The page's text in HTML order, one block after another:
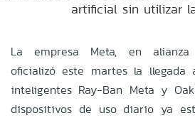
artificial sin utilizar
La empresa Meta, en alianza
oficializó este martes la llegada
inteligentes Ray-Ban Meta y
dispositivos de uso diario ya